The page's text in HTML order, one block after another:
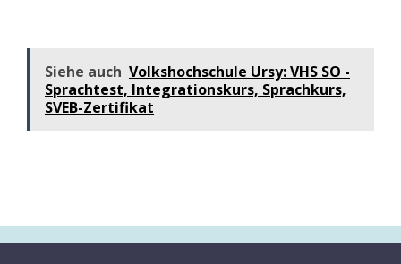
Siehe auch Volkshochschule Ursy: VHS SO -
Sprachtest, Integrationskurs, Sprachkurs,
SVEB-Zertifikat